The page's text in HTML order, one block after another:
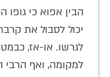
הבין אפוא כי גופו
יכול לסבול את
לגרשו. או-אז,
למקומה, ואף הרבי